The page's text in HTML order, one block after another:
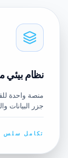
نظام بيئي
منصة واحدة
جزر البيانات
تكامل سلس